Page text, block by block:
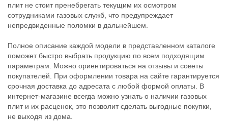
плит не стоит пренебрегать текущим их осмотром
сотрудниками газовых служб, что предупреждает
непредвиденные поломки в дальнейшем.
Полное описание каждой модели в представленном каталоге
поможет быстро выбрать продукцию по всем подходящим
параметрам. Можно ориентироваться на отзывы и советы
покупателей. При оформлении товара на сайте гарантируется
срочная доставка до адресата с любой формой оплаты. В
интернет-магазине всегда можно узнать о наличии газовых
плит и их расценок, это позволит сделать выгодные покупки,
не выходя из дома.